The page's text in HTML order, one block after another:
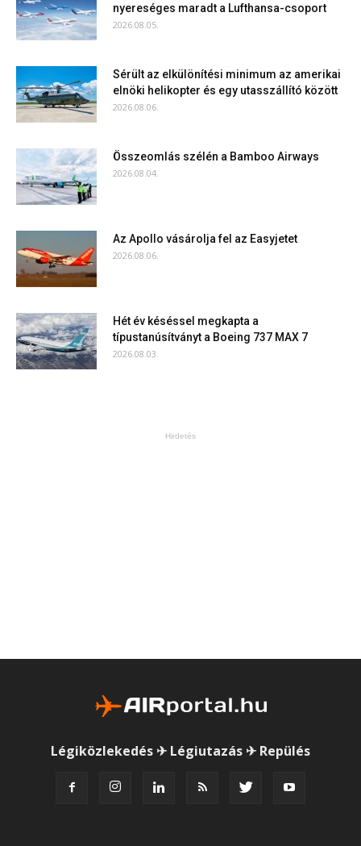
nyereséges maradt a Lufthansa-csoport
2026.08.05.
Sérült az elkülönítési minimum az amerikai
elnöki helikopter és egy utasszállító között
2026.08.06.
Összeomlás szélén a Bamboo Airways
2026.08.04.
Az Apollo vásárolja fel az Easyjetet
2026.08.06.
Hét év késéssel megkapta a
típustanúsítványt a Boeing 737 MAX 7
2026.08.03.
Hirdetés
Légiközlekedés ✈ Légiutazás ✈ Repülés